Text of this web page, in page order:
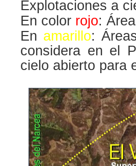
Explotaciones a
En color rojo:
En amarillo:
considera en el
cielo abierto para